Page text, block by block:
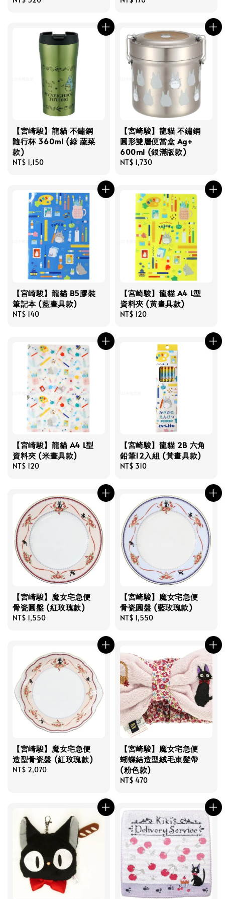
【宮崎駿】龍貓 不鏽鋼
隨行杯 360ml (綠 蔬菜
款)
Regular
NT$ 1,150
【宮崎駿】龍貓 不鏽鋼
圓形雙層便當盒 Ag+
600ml (銀滿版款)
Regular
NT$ 1,730
【宮崎駿】龍貓 B5膠裝
筆記本 (藍畫具款)
Regular
NT$ 140
【宮崎駿】龍貓 A4 L型
資料夾 (黃畫具款)
Regular
NT$ 120
【宮崎駿】龍貓 A4 L型
資料夾 (米畫具款)
Regular
NT$ 120
【宮崎駿】龍貓 2B 六角
鉛筆12入組 (黃畫具款)
Regular
NT$ 310
【宮崎駿】魔女宅急便
骨瓷圓盤 (紅玫瑰款)
Regular
NT$ 1,550
【宮崎駿】魔女宅急便
骨瓷圓盤 (藍玫瑰款)
Regular
NT$ 1,550
【宮崎駿】魔女宅急便
造型骨瓷盤 (紅玫瑰款)
Regular
NT$ 2,070
【宮崎駿】魔女宅急便
蝴蝶結造型絨毛束髮帶
(粉色款)
Regular
NT$ 470